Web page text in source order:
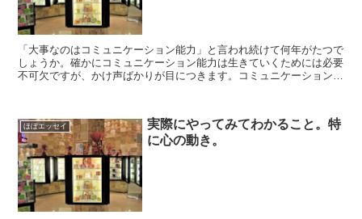
「大事なのはコミュニケーション能力」と言われ続けて何年がたつで
しょうか。確かにコミュニケーション能力は生きていくためには必要
不可欠ですが、かけ声ばかりが目につきます。コミュニケーション能
ほぼエッセイ
実際にやってみてわかること。特
に心の動き。